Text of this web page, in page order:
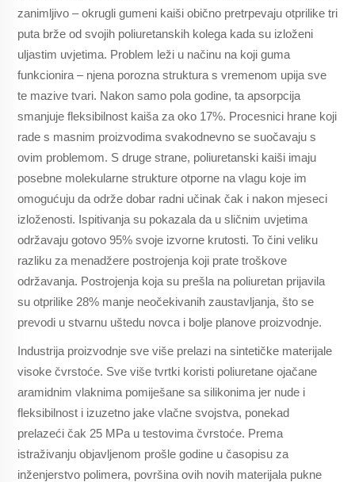
zanimljivo – okrugli gumeni kaiši obično pretrpevaju otprilike tri
puta brže od svojih poliuretanskih kolega kada su izloženi
uljastim uvjetima. Problem leži u načinu na koji guma
funkcionira – njena porozna struktura s vremenom upija sve
te mazive tvari. Nakon samo pola godine, ta apsorpcija
smanjuje fleksibilnost kaiša za oko 17%. Procesnici hrane koji
rade s masnim proizvodima svakodnevno se suočavaju s
ovim problemom. S druge strane, poliuretanski kaiši imaju
posebne molekularne strukture otporne na vlagu koje im
omogućuju da održe dobar radni učinak čak i nakon mjeseci
izloženosti. Ispitivanja su pokazala da u sličnim uvjetima
održavaju gotovo 95% svoje izvorne krutosti. To čini veliku
razliku za menadžere postrojenja koji prate troškove
održavanja. Postrojenja koja su prešla na poliuretan prijavila
su otprilike 28% manje neočekivanih zaustavljanja, što se
prevodi u stvarnu uštedu novca i bolje planove proizvodnje.
Industrija proizvodnje sve više prelazi na sintetičke materijale
visoke čvrstoće. Sve više tvrtki koristi poliuretane ojačane
aramidnim vlaknima pomiješane sa silikonima jer nude i
fleksibilnost i izuzetno jake vlačne svojstva, ponekad
prelazeći čak 25 MPa u testovima čvrstoće. Prema
istraživanju objavljenom prošle godine u časopisu za
inženjerstvo polimera, površina ovih novih materijala pukne